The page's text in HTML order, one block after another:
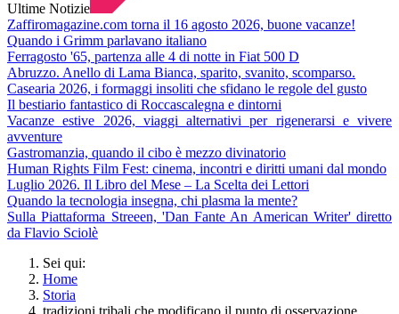
Ultime Notizie
Zaffiromagazine.com torna il 16 agosto 2026, buone vacanze!
Quando i Grimm parlavano italiano
Ferragosto '65, partenza alle 4 di notte in Fiat 500 D
Abruzzo. Anello di Lama Bianca, sparito, svanito, scomparso.
Casearia 2026, i formaggi insoliti che sfidano le regole del gusto
Il bestiario fantastico di Roccascalegna e dintorni
Vacanze estive 2026, viaggi alternativi per rigenerarsi e vivere
avventure
Gastromanzia, quando il cibo è mezzo divinatorio
Human Rights Film Fest: cinema, incontri e diritti umani dal mondo
Luglio 2026. Il Libro del Mese – La Scelta dei Lettori
Quando la tecnologia insegna, chi plasma la mente?
Sulla Piattaforma Streeen, 'Dan Fante An American Writer' diretto
da Flavio Sciolè
Sei qui:
Home
Storia
tradizioni tribali che modificano il punto di osservazione